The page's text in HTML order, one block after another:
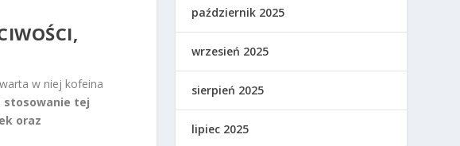
w niej kofeina
stosowanie tej
oraz
październik 2025
wrzesień 2025
sierpień 2025
lipiec 2025